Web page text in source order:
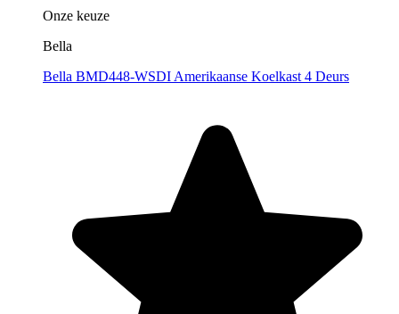
Onze keuze
Bella
Bella BMD448-WSDI Amerikaanse Koelkast 4 Deurs